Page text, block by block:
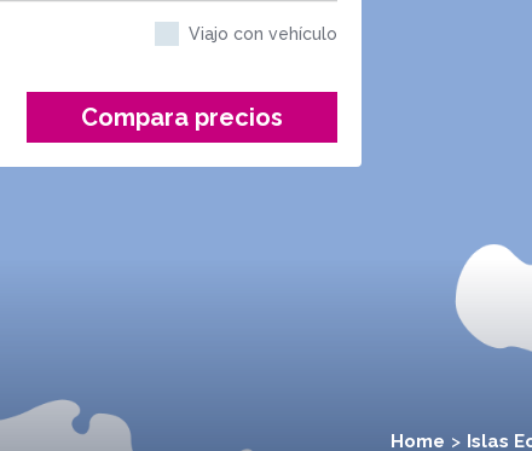
Viajo con vehículo
Compara precios
Home Islas